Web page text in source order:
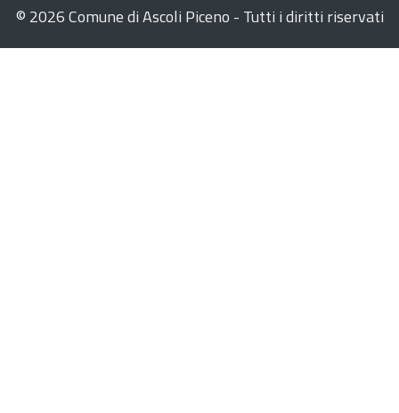
© 2026 Comune di Ascoli Piceno - Tutti i diritti riservati